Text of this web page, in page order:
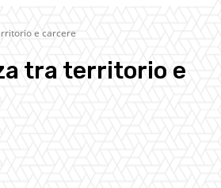
e carcere
tra territorio e